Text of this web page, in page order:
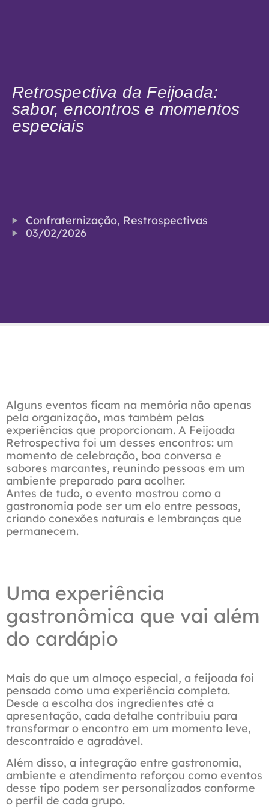
Retrospectiva da Feijoada:
sabor, encontros e momentos
especiais
Confraternização, Restrospectivas
03/02/2026
Alguns eventos ficam na memória não apenas
pela organização, mas também pelas
experiências que proporcionam. A Feijoada
Retrospectiva foi um desses encontros: um
momento de celebração, boa conversa e
sabores marcantes, reunindo pessoas em um
ambiente preparado para acolher.
Antes de tudo, o evento mostrou como a
gastronomia pode ser um elo entre pessoas,
criando conexões naturais e lembranças que
permanecem.
Uma experiência
gastronômica que vai além
do cardápio
Mais do que um almoço especial, a feijoada foi
pensada como uma experiência completa.
Desde a escolha dos ingredientes até a
apresentação, cada detalhe contribuiu para
transformar o encontro em um momento leve,
descontraído e agradável.
Além disso, a integração entre gastronomia,
ambiente e atendimento reforçou como eventos
desse tipo podem ser personalizados conforme
o perfil de cada grupo.